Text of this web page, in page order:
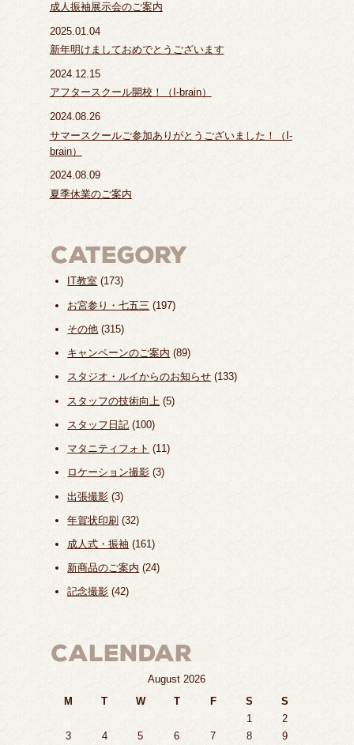
成人振袖展示会のご案内
2025.01.04
新年明けましておめでとうございます
2024.12.15
アフタースクール開校！（I-brain）
2024.08.26
サマースクールご参加ありがとうございました！（I-
brain）
2024.08.09
夏季休業のご案内
IT教室 (173)
お宮参り・七五三 (197)
その他 (315)
キャンペーンのご案内 (89)
スタジオ・ルイからのお知らせ (133)
スタッフの技術向上 (5)
スタッフ日記 (100)
マタニティフォト (11)
ロケーション撮影 (3)
出張撮影 (3)
年賀状印刷 (32)
成人式・振袖 (161)
新商品のご案内 (24)
記念撮影 (42)
August 2026
M
T W T F S
S
1
2
3
4 5 6 7 8
9